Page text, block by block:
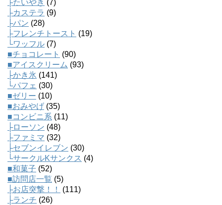
├たいやき (7)
├カステラ (9)
├パン (28)
├フレンチトースト (19)
└ワッフル (7)
■チョコレート (90)
■アイスクリーム (93)
├かき氷 (141)
└パフェ (30)
■ゼリー (10)
■おみやげ (35)
■コンビニ系 (11)
├ローソン (48)
├ファミマ (32)
├セブンイレブン (30)
└サークルKサンクス (4)
■和菓子 (52)
■訪問店一覧 (5)
├お店突撃！！
(111)
├ランチ (26)